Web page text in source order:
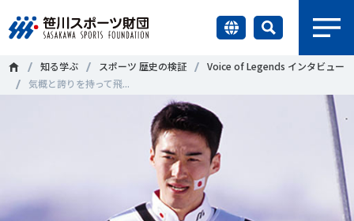
財団情報
研究員紹介
調査・研究
社会づくり
＃誰が子どものスポーツをささえるのか
＃日本人の身体活動と健康寿命
＃障害者スポーツ ＃スポーツ基本計画
知る学ぶ スポーツ 歴史の検証
Voice of Legends インタビュー
気概と誇りを持って飛...